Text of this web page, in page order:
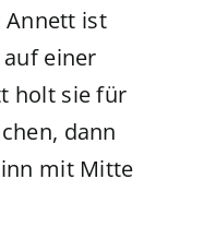
ist
einer
holt sie für
dann
mit Mitte